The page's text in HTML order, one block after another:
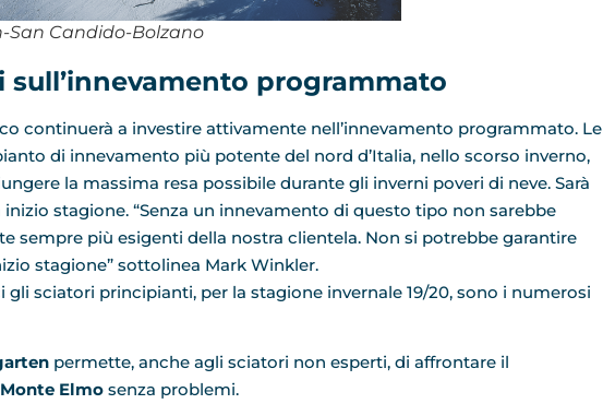
San Candido-Bolzano
programmato
continuerà a investire attivamente nell’innevamento programmato. Le
di innevamento più potente del nord d’Italia, nello scorso inverno,
la massima resa possibile durante gli inverni poveri di neve. Sarà
stagione. “Senza un innevamento di questo tipo non sarebbe
sempre più esigenti della nostra clientela. Non si potrebbe garantire
stagione” sottolinea Mark Winkler.
gli sciatori principianti, per la stagione invernale 19/20, sono i numerosi
permette, anche agli sciatori non esperti, di affrontare il
Monte Elmo senza problemi.